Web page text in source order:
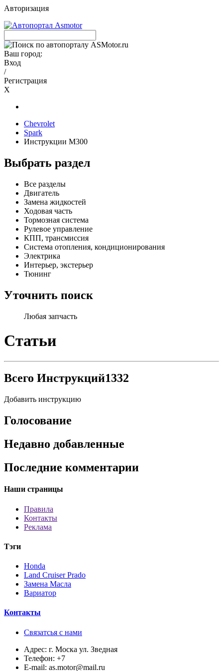
Авторизация
Ваш город:
Вход
/
Регистрация
X
Chevrolet
Spark
Инструкции M300
Выбрать раздел
Все разделы
Двигатель
Замена жидкостей
Ходовая часть
Тормозная система
Рулевое управление
КПП, трансмиссия
Система отопления, кондиционирования
Электрика
Интерьер, экстерьер
Тюнинг
Уточнить поиск
Любая запчасть
Статьи
Всего Инструкций1332
Добавить инструкцию
Голосование
Недавно добавленные
Последние комментарии
Наши страницы
Правила
Контакты
Реклама
Тэги
Honda
Land Cruiser Prado
Замена Масла
Вариатор
Контакты
Связатсья с нами
Адрес: г. Моска ул. Зведная
Телефон: +7
E-mail: as.motor@mail.ru